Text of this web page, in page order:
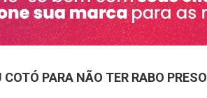
COTÓ PARA NÃO TER RABO PRESO